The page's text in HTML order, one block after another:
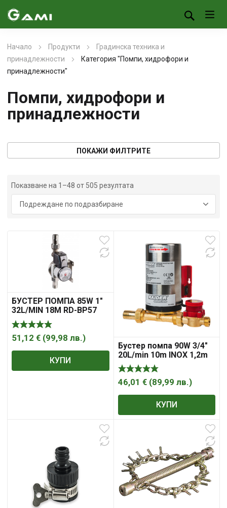
Начало Продукти
Градинска техника и
принадлежности
Категория "Помпи, хидрофори и
принадлежности"
Помпи, хидрофори и
принадлежности
ПОКАЖИ ФИЛТРИТЕ
Показване на 1–48 от 505 резултата
БУСТЕР ПОМПА 85W 1″
32L/MIN 18M RD-BP57
51,12 € (99,98 лв.)
КУПИ
Бустер помпа 90W 3/4″
20L/min 10m INOX 1,2m
120°C RD-CWP84
46,01 € (89,99 лв.)
КУПИ